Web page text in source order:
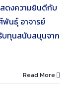
สดงความยินดีกับ
นธุ์ อาจารย์
บทุนสนับสนุนจาก
Read More